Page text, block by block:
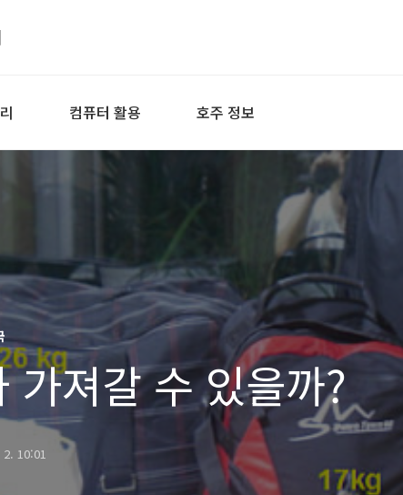
컴퓨터 활용 호주 정보
가져갈 수 있을까?
10:01